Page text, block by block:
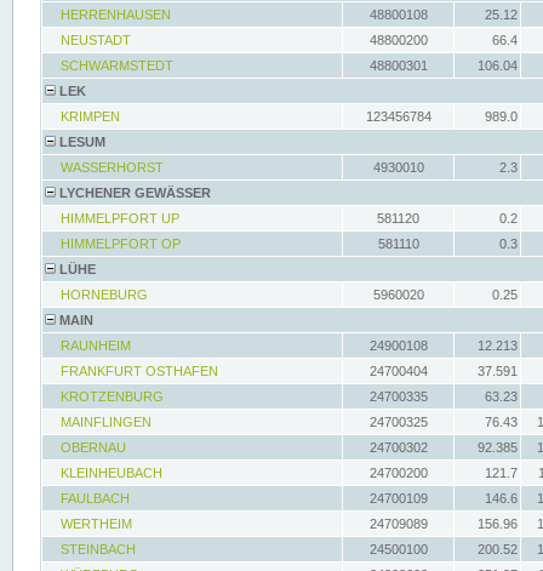
HERRENHAUSEN
48800108
25.12
NEUSTADT
48800200
66.4
SCHWARMSTEDT
48800301
106.04
LEK
KRIMPEN
123456784
989.0
LESUM
WASSERHORST
4930010
2.3
LYCHENER GEWÄSSER
HIMMELPFORT UP
581120
0.2
HIMMELPFORT OP
581110
0.3
LÜHE
HORNEBURG
5960020
0.25
MAIN
RAUNHEIM
24900108
12.213
FRANKFURT OSTHAFEN
24700404
37.591
KROTZENBURG
24700335
63.23
MAINFLINGEN
24700325 76.43
OBERNAU
24700302 92.385
KLEINHEUBACH
24700200 121.7
FAULBACH
24700109 146.6
WERTHEIM
24709089 156.96
STEINBACH
24500100 200.52